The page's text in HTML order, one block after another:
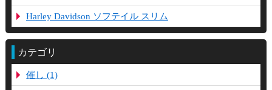
Harley Davidson ソフテイル スリム
カテゴリ
催し (1)